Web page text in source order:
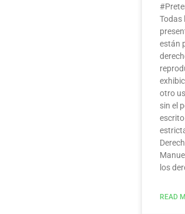
Todas
están
otro
sin el
los
READ